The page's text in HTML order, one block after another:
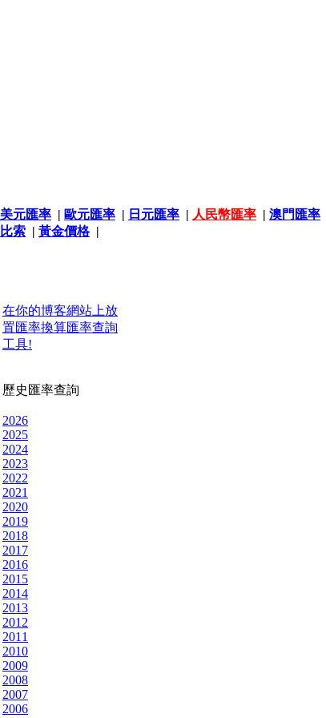
美元匯率 | 歐元匯率 | 日元匯率 | 人民幣匯率 | 澳門匯率
比索 | 黃金價格|
在你的博客網站上放
置匯率換算匯率查詢
工具!
歷史匯率查詢
2026
2025
2024
2023
2022
2021
2020
2019
2018
2017
2016
2015
2014
2013
2012
2011
2010
2009
2008
2007
2006